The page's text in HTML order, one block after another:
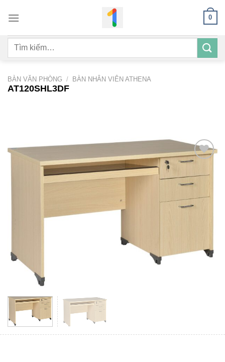
qua
dung
0
Tìm
BÀN VĂN PHÒNG / BÀN NHÂN VIÊN ATHENA
AT120SHL3DF
Add to
wishlist